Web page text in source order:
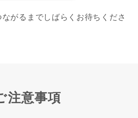
がるまでしばらくお待ちくださ
注意事項